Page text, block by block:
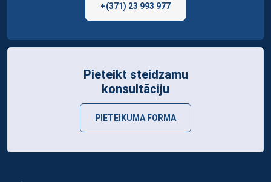
+(371) 23 993 977
Pieteikt steidzamu
konsultāciju
PIETEIKUMA FORMA